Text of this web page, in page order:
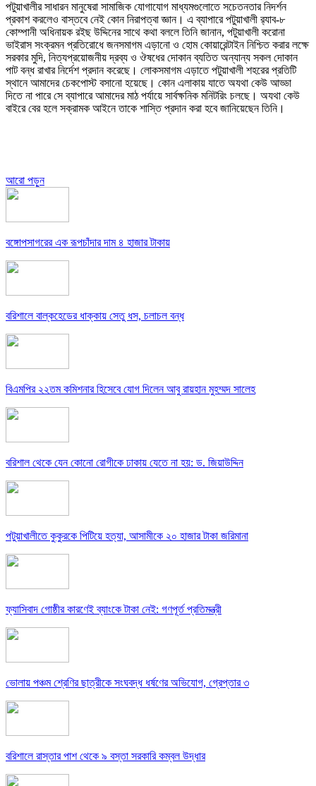
পটুয়াখালীর সাধারন মানুষেরা সামাজিক যোগাযোগ মাধ্যমগুলোতে সচেতনতার নিদর্শন
প্রকাশ করলেও বাস্তবে নেই কোন নিরাপত্বা জ্ঞান। এ ব্যাপারে পটুয়াখালী র‌্যাব-৮
কোম্পানী অধিনায়ক রইছ উদ্দিনের সাথে কথা বললে তিনি জানান, পটুয়াখালী করোনা
ভাইরাস সংক্রমন প্রতিরোধে জনসমাগম এড়ানো ও হোম কোয়ারেন্টাইন নিশ্চিত করার লক্ষে
সরকার মুদি, নিত্যপ্রয়োজনীয় দ্রব্য ও ঔষধের দোকান ব্যতিত অন্যান্য সকল দোকান
পাট বন্ধ রাখার নির্দেশ প্রদান করেছে। লোকসমাগম এড়াতে পটুয়াখালী শহরের প্রতিটি
স্থানে আমাদের চেকপোস্ট বসানো হয়েছে। কোন এলাকায় যাতে অযথা কেউ আড্ডা
দিতে না পারে সে ব্যাপারে আমাদের মাঠ পর্যায়ে সার্বক্ষনিক মনিটরিং চলছে। অযথা কেউ
বাইরে বের হলে সক্রামক আইনে তাকে শাস্তি প্রদান করা হবে জানিয়েছেন তিনি।
আরো পড়ুন
বঙ্গোপসাগরের এক রূপচাঁদার দাম ৪ হাজার টাকায়
বরিশালে বাল্কহেডের ধাক্কায় সেতু ধস, চলাচল বন্ধ
বিএমপির ২২তম কমিশনার হিসেবে যোগ দিলেন আবু রায়হান মুহম্মদ সালেহ
বরিশাল থেকে যেন কোনো রোগীকে ঢাকায় যেতে না হয়: ড. জিয়াউদ্দিন
পটুয়াখালীতে কুকুরকে পিটিয়ে হত্যা, আসামীকে ২০ হাজার টাকা জরিমানা
ফ্যাসিবাদ গোষ্ঠীর কারণেই ব্যাংকে টাকা নেই: গণপূর্ত প্রতিমন্ত্রী
ভোলায় পঞ্চম শ্রেণির ছাত্রীকে সংঘবদ্ধ ধর্ষণের অভিযোগ, গ্রেপ্তার ৩
বরিশালে রাস্তার পাশ থেকে ৯ বস্তা সরকারি কম্বল উদ্ধার